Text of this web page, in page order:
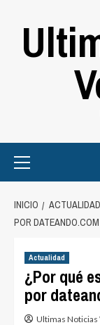
Menu
INICIO ACTUALIDAD
POR DATEANDO.COM
Actualidad
¿Por qué
por
Ultimas Noticias